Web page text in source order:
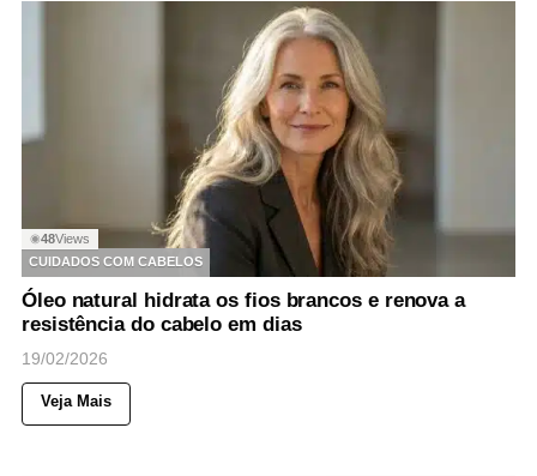
◉48Views
CUIDADOS COM CABELOS
Óleo natural hidrata os fios brancos e renova a
resistência do cabelo em dias
19/02/2026
Veja Mais